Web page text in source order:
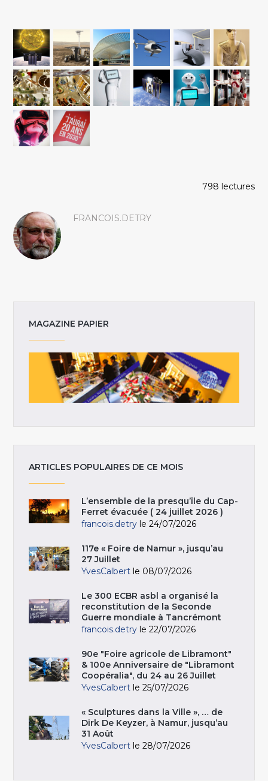
798 lectures
FRANCOIS.DETRY
MAGAZINE PAPIER
ARTICLES POPULAIRES DE CE MOIS
L’ensemble de la presqu’île du Cap-
Ferret évacuée ( 24 juillet 2026 )
francois.detry le 24/07/2026
117e « Foire de Namur », jusqu’au
27 Juillet
YvesCalbert le 08/07/2026
Le 300 ECBR asbl a organisé la
reconstitution de la Seconde
Guerre mondiale à Tancrémont
francois.detry le 22/07/2026
90e "Foire agricole de Libramont"
& 100e Anniversaire de "Libramont
Coopéralia", du 24 au 26 Juillet
YvesCalbert le 25/07/2026
« Sculptures dans la Ville », … de
Dirk De Keyzer, à Namur, jusqu’au
31 Août
YvesCalbert le 28/07/2026